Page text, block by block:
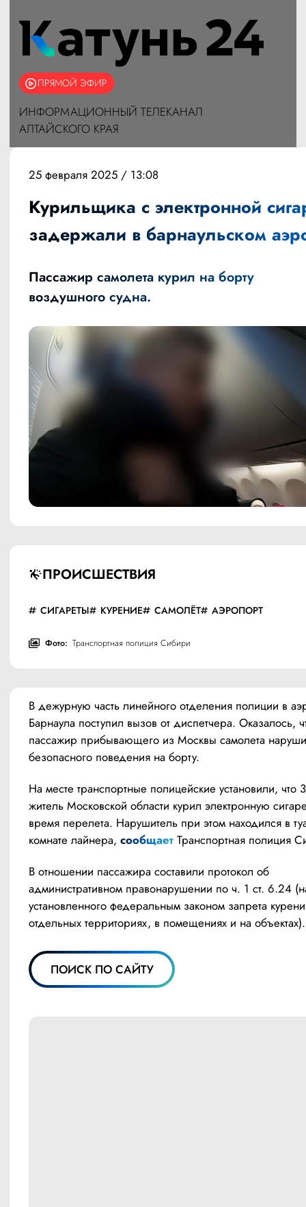
ПРЯМОЙ ЭФИР
ИНФОРМАЦИОННЫЙ ТЕЛЕКАНАЛ
АЛТАЙСКОГО КРАЯ
ПРОИСШЕСТВИЯ
СИГАРЕТЫ КУРЕНИЕ САМОЛЁТ АЭРОПОРТ
Фото: Транспортная полиция Сибири
25 февраля 2025 / 13:08
Курильщика с электронной
задержали в барнаульском
Пассажир самолета курил на борту
воздушного судна.
В дежурную часть линейного отделения полиции в
Барнаула поступил вызов от диспетчера. Оказалось,
пассажир прибывающего из Москвы самолета
безопасного поведения на борту.
На месте транспортные полицейские установили, что
житель Московской области курил электронную
время перелета. Нарушитель при этом находился в
комнате лайнера, сообщает Транспортная полиция
В отношении пассажира составили протокол об
административном правонарушении по ч. 1 ст. 6.24
установленного федеральным законом запрета
отдельных территориях, в помещениях и на объектах).
ПОИСК ПО САЙТУ